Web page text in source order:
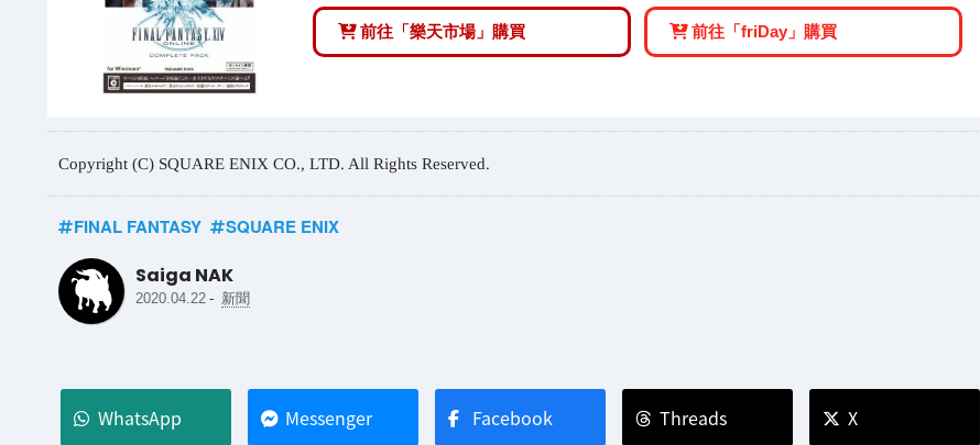
前往「樂天市場」購買 前往「friDay」購買
Copyright (C) SQUARE ENIX CO., LTD. All Rights Reserved.
FINAL FANTASY SQUARE ENIX
Saiga NAK
2020.04.22- 新聞
WhatsApp Messenger Facebook Threads X